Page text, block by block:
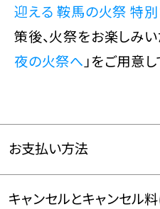
迎える 鞍馬の火祭 特
策後、火祭をお楽しみい
夜の火祭へ」をご用意し
お支払い方法
キャンセルとキャンセル